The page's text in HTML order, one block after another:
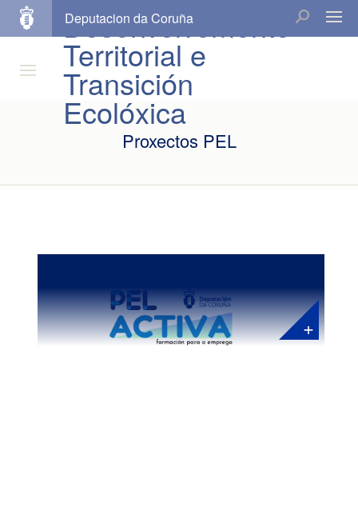
Deputacion da Coruña
Desenvolvemento
Territorial e
Transición
Ecolóxica
Proxectos PEL